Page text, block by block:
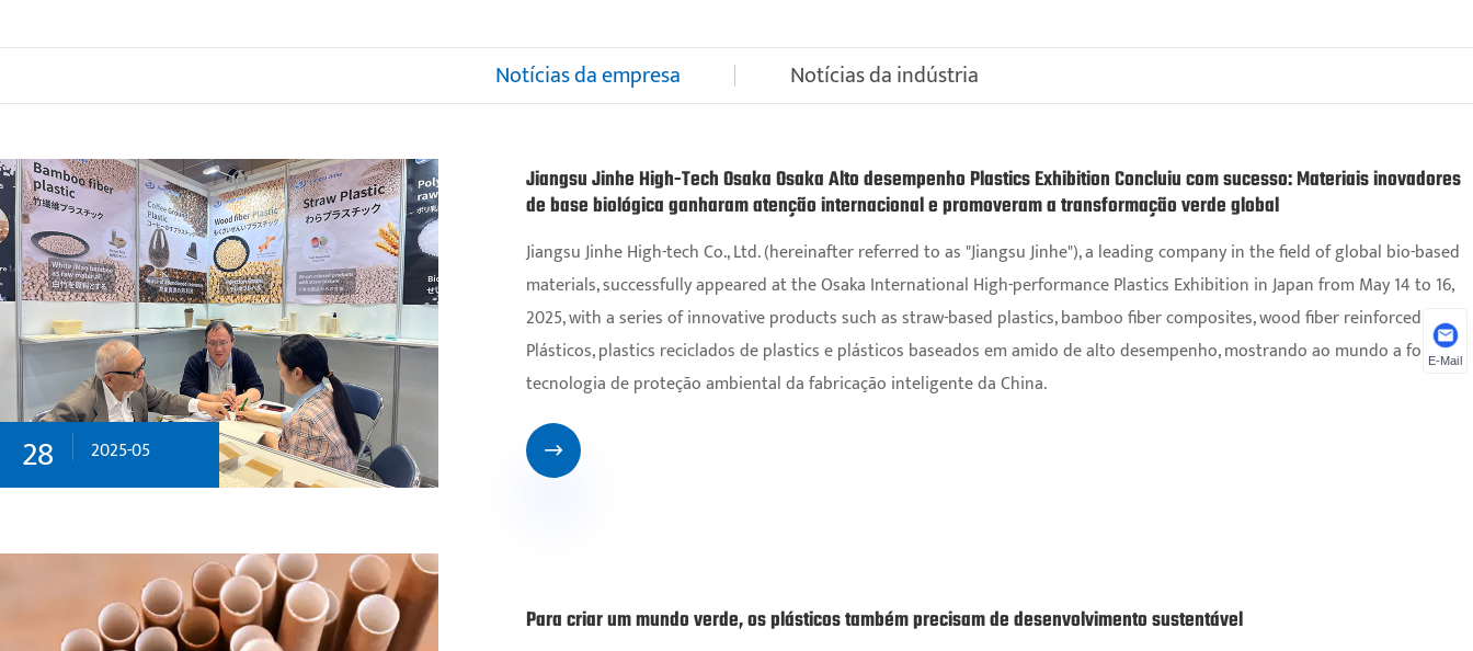
Notícias da empresa Notícias da indústria
28 2025-05
Jiangsu Jinhe High-Tech Osaka Osaka Alto desempenho Plastics Exhibition Concluiu com sucesso: Materiais inovadores
de base biológica ganharam atenção internacional e promoveram a transformação verde global
Jiangsu Jinhe High-tech Co., Ltd. (hereinafter referred to as "Jiangsu Jinhe"), a leading company in the field of global bio-based
materials, successfully appeared at the Osaka International High-performance Plastics Exhibition in Japan from May 14 to 16,
2025, with a series of innovative products such as straw-based plastics, bamboo fiber composites, wood fiber reinforced
Plásticos, plastics reciclados de plastics e plásticos baseados em amido de alto desempenho, mostrando ao mundo a força da
tecnologia de proteção ambiental da fabricação inteligente da China.

Para criar um mundo verde, os plásticos também precisam de desenvolvimento sustentável
E-Mail